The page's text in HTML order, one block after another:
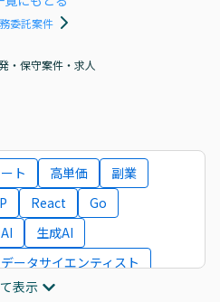
委託案件
・保守案件・求人
ト 高単価
副業
React
Go
AI
生成AI
データサイエンティスト
ITコンサルタント
表示